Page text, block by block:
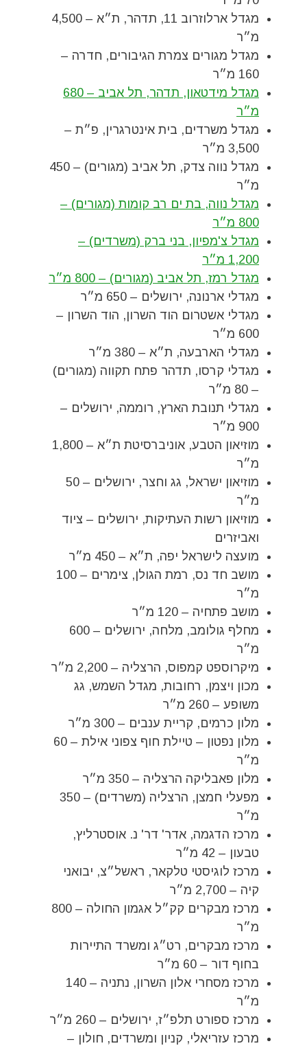
מגדל ארלוזרוב 11, תדהר, ת״א – 4,500
מ״ר
מגדל מגורים צמרת הגיבורים, חדרה –
160 מ״ר
מגדל מידטאון, תדהר, תל אביב – 680
מ״ר
מגדל משרדים, בית אינטרגרין, פ״ת –
3,500 מ״ר
מגדל נווה צדק, תל אביב (מגורים) – 450
מ״ר
מגדל נווה, בת ים רב קומות (מגורים) –
800 מ״ר
מגדל צ'מפיון, בני ברק (משרדים) –
1,200 מ״ר
מגדל רמז, תל אביב (מגורים) – 800 מ״ר
מגדלי ארנונה, ירושלים – 650 מ״ר
מגדלי אשטרום הוד השרון, הוד השרון –
600 מ״ר
מגדלי הארבעה, ת״א – 380 מ״ר
מגדלי קרסו, תדהר פתח תקווה (מגורים)
– 80 מ״ר
מגדלי תנובת הארץ, רוממה, ירושלים –
900 מ״ר
מוזיאון הטבע, אוניברסיטת ת״א – 1,800
מ״ר
מוזיאון ישראל, גג וחצר, ירושלים – 50
מ״ר
מוזיאון רשות העתיקות, ירושלים – ציוד
ואביזרים
מועצה לישראל יפה, ת״א – 450 מ״ר
מושב חד נס, רמת הגולן, צימרים – 100
מ״ר
מושב פתחיה – 120 מ״ר
מחלף גולומב, מלחה, ירושלים – 600
מ״ר
מיקרוספט קמפוס, הרצליה – 2,200 מ״ר
מכון ויצמן, רחובות, מגדל השמש, גג
משופע – 260 מ״ר
מלון כרמים, קריית ענבים – 300 מ״ר
מלון נפטון – טיילת חוף צפוני אילת – 60
מ״ר
מלון פאבליקה הרצליה – 350 מ״ר
מפעלי חמצן, הרצליה (משרדים) – 350
מ״ר
מרכז הדגמה, אדר' דר' נ. אוסטרליץ,
טבעון – 42 מ״ר
מרכז לוגיסטי טלקאר, ראשל״צ, יבואני
קיה – 2,700 מ״ר
מרכז מבקרים קק״ל אגמון החולה – 800
מ״ר
מרכז מבקרים, רט״ג ומשרד התיירות
בחוף דור – 60 מ״ר
מרכז מסחרי אלון השרון, נתניה – 140
מ״ר
מרכז ספורט תלפ״ז, ירושלים – 260 מ״ר
מרכז עזריאלי, קניון ומשרדים, חולון –